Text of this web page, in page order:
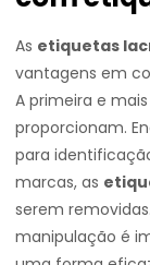
As etiquetas
vantagens em
A primeira e
proporcionam.
para
marcas, as
serem
manipulação é